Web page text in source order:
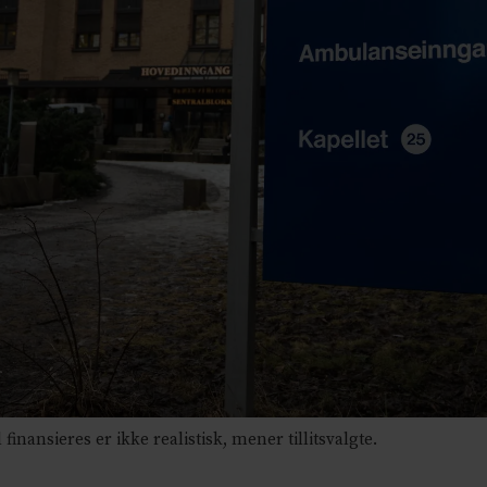
er ikke realistisk, mener tillitsvalgte.